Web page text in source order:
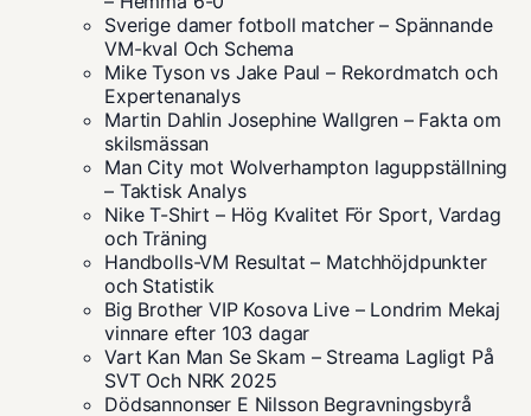
Sverige damer fotboll matcher – Spännande
VM-kval Och Schema
Mike Tyson vs Jake Paul – Rekordmatch och
Expertenanalys
Martin Dahlin Josephine Wallgren – Fakta om
skilsmässan
Man City mot Wolverhampton laguppställning
– Taktisk Analys
Nike T-Shirt – Hög Kvalitet För Sport, Vardag
och Träning
Handbolls-VM Resultat – Matchhöjdpunkter
och Statistik
Big Brother VIP Kosova Live – Londrim Mekaj
vinnare efter 103 dagar
Vart Kan Man Se Skam – Streama Lagligt På
SVT Och NRK 2025
Dödsannonser E Nilsson Begravningsbyrå